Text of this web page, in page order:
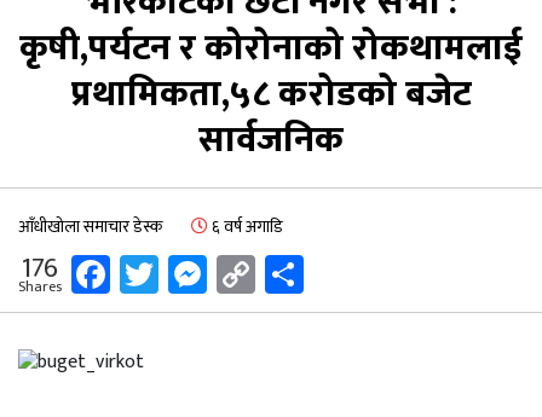
कृषी,पर्यटन र कोरोनाको रोकथामलाई
प्रथामिकता,५८ करोडको बजेट
सार्वजनिक
आँधीखोला समाचार डेस्क ६ वर्ष अगाडि
176
Shares Facebook
Twitter
Messenger
Copy
Link